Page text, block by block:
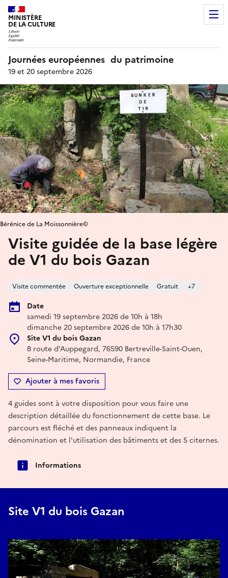
MINISTÈRE
DE LA CULTURE
Journées européennes du patrimoine
19 et 20 septembre 2026
Visite guidée de la base légère
de V1 du bois Gazan
Visite commentée Ouverture exceptionnelle Gratuit +7
Date
samedi 19 septembre 2026 de 10h à 18h
dimanche 20 septembre 2026 de 10h à 17h30
Site V1 du bois Gazan
8 route d'Auppegard, 76590 Bertreville-Saint-Ouen,
Seine-Maritime, Normandie, France
Ajouter à mes favoris
Bérénice de La Moissonnière©
4 guides sont à votre disposition pour vous faire une
description détaillée du fonctionnement de cette base. Le
parcours est fléché et des panneaux indiquent la
dénomination et l'utilisation des bâtiments et des 5 citernes.
Informations
Site V1 du bois Gazan